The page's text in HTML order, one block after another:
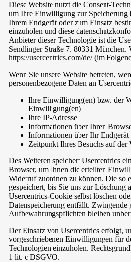
Diese Website nutzt die Consent-
um Ihre Einwilligung zur Speicherung
Ihrem Endgerät oder zum Einsatz
einzuholen und diese
Anbieter dieser Technologie ist die
Sendlinger Straße 7, 80331 München,
https://usercentrics.com/de/(im
Wenn Sie unsere Website betreten,
personenbezogene Daten an
Ihre Einwilligung(en) bzw. der
Einwilligung(en)
Ihre IP-Adresse
Informationen über Ihren
Informationen über Ihr Endgerät
Zeitpunkt Ihres Besuchs auf der
Des Weiteren speichert Usercentrics
Browser, um Ihnen die erteilten
Widerruf zuordnen zu können. Die so
gespeichert, bis Sie uns zur Löschung
Usercentrics-Cookie selbst löschen
Datenspeicherung entfällt. Zwingende
Aufbewahrungspflichten bleiben
Der Einsatz von Usercentrics erfolgt,
vorgeschriebenen Einwilligungen für
Technologien einzuholen.
1 lit. c DSGVO.